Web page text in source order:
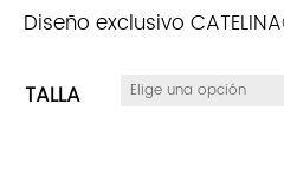
Diseño exclusivo
TALLA